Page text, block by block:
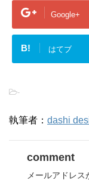
Google+
B! はてブ
-
執筆者： dashi
comment
メールアドレス